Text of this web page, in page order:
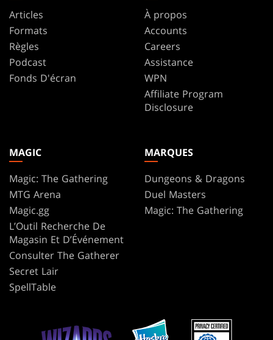
Articles
Formats
Règles
Podcast
Fonds D'écran
À propos
Accounts
Careers
Assistance
WPN
Affiliate Program
Disclosure
MAGIC
Magic: The Gathering
MTG Arena
Magic.gg
L’Outil Recherche De
Magasin Et D’Événement
Consulter The Gatherer
Secret Lair
SpellTable
MARQUES
Dungeons & Dragons
Duel Masters
Magic: The Gathering